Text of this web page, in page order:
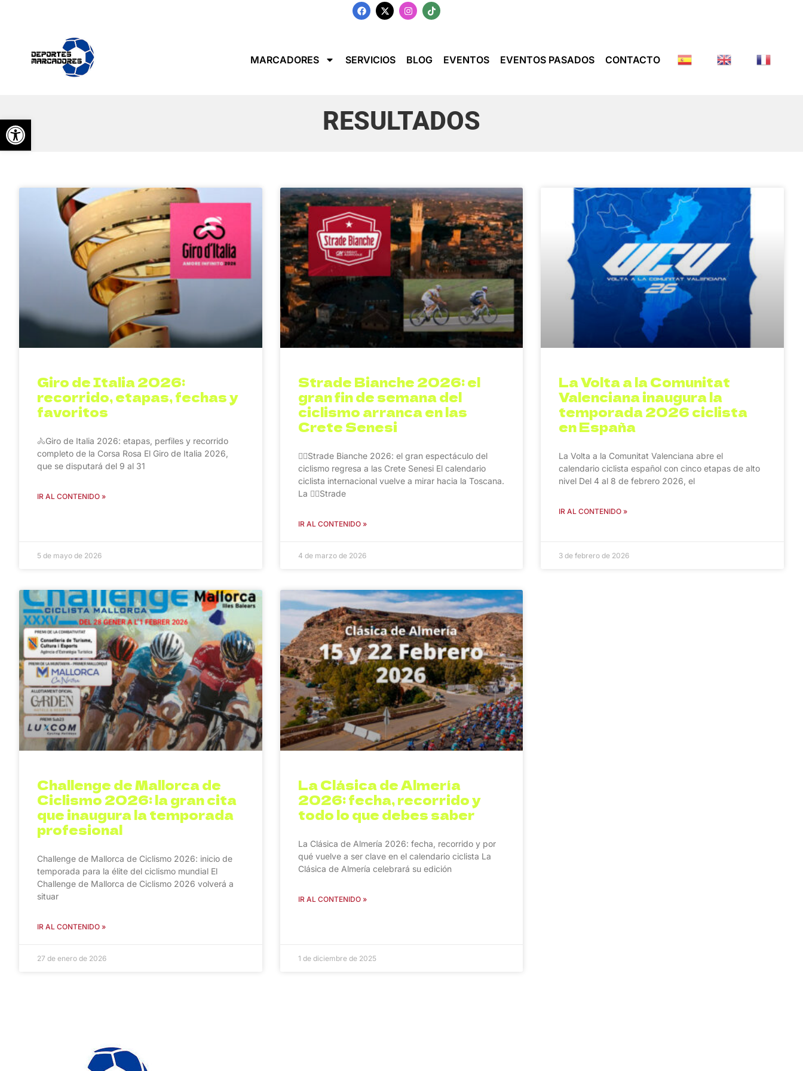
Abrir barra de herramientas
MARCADORES SERVICIOS BLOG EVENTOS EVENTOS PASADOS CONTACTO
RESULTADOS
Giro de Italia 2026:
recorrido, etapas, fechas y
favoritos
🚴Giro de Italia 2026: etapas, perfiles y recorrido
completo de la Corsa Rosa El Giro de Italia 2026,
que se disputará del 9 al 31
IR AL CONTENIDO »
5 de mayo de 2026
Strade Bianche 2026: el
gran fin de semana del
ciclismo arranca en las
Crete Senesi
🚴‍♂️Strade Bianche 2026: el gran espectáculo del
ciclismo regresa a las Crete Senesi El calendario
ciclista internacional vuelve a mirar hacia la Toscana.
La 🚴‍♂️Strade
IR AL CONTENIDO »
4 de marzo de 2026
La Volta a la Comunitat
Valenciana inaugura la
temporada 2026 ciclista
en España
La Volta a la Comunitat Valenciana abre el
calendario ciclista español con cinco etapas de alto
nivel Del 4 al 8 de febrero 2026, el
IR AL CONTENIDO »
3 de febrero de 2026
Challenge de Mallorca de
Ciclismo 2026: la gran cita
que inaugura la temporada
profesional
Challenge de Mallorca de Ciclismo 2026: inicio de
temporada para la élite del ciclismo mundial El
Challenge de Mallorca de Ciclismo 2026 volverá a
situar
IR AL CONTENIDO »
27 de enero de 2026
La Clásica de Almería
2026: fecha, recorrido y
todo lo que debes saber
La Clásica de Almería 2026: fecha, recorrido y por
qué vuelve a ser clave en el calendario ciclista La
Clásica de Almería celebrará su edición
IR AL CONTENIDO »
1 de diciembre de 2025